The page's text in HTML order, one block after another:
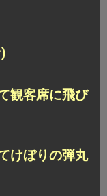
観客席に飛び
けぼりの弾丸